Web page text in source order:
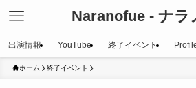
Naranofue - ナラ
出演情報 YouTube 終了イベント
ホーム 終了イベント